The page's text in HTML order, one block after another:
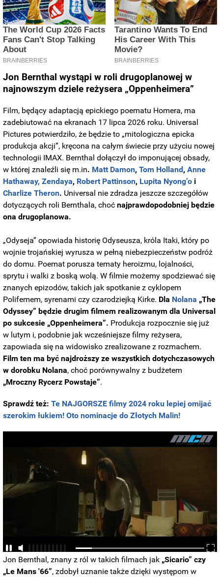
Jon Bernthal wystąpi w roli drugoplanowej w
najnowszym dziele reżysera „Oppenheimera”
Film, będący adaptacją epickiego poematu Homera, ma
zadebiutować na ekranach 17 lipca 2026 roku. Universal
Pictures potwierdziło, że będzie to „mitologiczna epicka
produkcja akcji”, kręcona na całym świecie przy użyciu nowej
technologii IMAX. Bernthal dołączył do imponującej obsady,
w której znaleźli się m.in. Matt Damon,Tom Holland ,Anne
Hathaway, Zendaya, Robert Pattinson, Lupita Nyong’o i
Charlize Theron. Universal nie zdradza jeszcze szczegółów
dotyczących roli Bernthala, choćnajprawdopodobniej będzie
ona drugoplanowa.
„Odyseja” opowiada historię Odyseusza, króla Itaki, który po
wojnie trojańskiej wyrusza w pełną niebezpieczeństw podróż
do domu. Poemat porusza tematy heroizmu, lojalności,
sprytu i walki z boską wolą. W filmie możemy spodziewać się
znanych epizodów, takich jak spotkanie z cyklopem
Polifemem, syrenami czy czarodziejką Kirke. Dla Nolana „The
Odyssey” będzie drugim filmem realizowanym dla Universal
po sukcesie „Oppenheimera”. Produkcja rozpocznie się już
w lutym i, podobnie jak wcześniejsze filmy reżysera,
zapowiada się na widowisko zrealizowane z rozmachem.
Film ten ma być najdroższy ze wszystkich dotychczasowych
w dorobku Nolana, choć porównywalny z budżetem
„Mroczny Rycerz Powstaje”.
Sprawdź też:Te NAJGORSZE filmy 2024 roku lepiej omijać
szerokim łukiem! Oto nominacje do Złotych Malin!
Jon Bernthal, znany z ról w takich filmach jak „Sicario” czy
„Le Mans '66”, zdobył uznanie także dzięki występom w